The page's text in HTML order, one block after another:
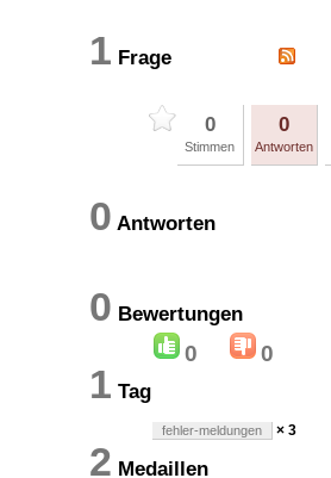
1 Frage
0
Stimmen
0
Antworten
0 Antworten
0
0 0
1 Tag
fehler-meldungen × 3
2 Medaillen